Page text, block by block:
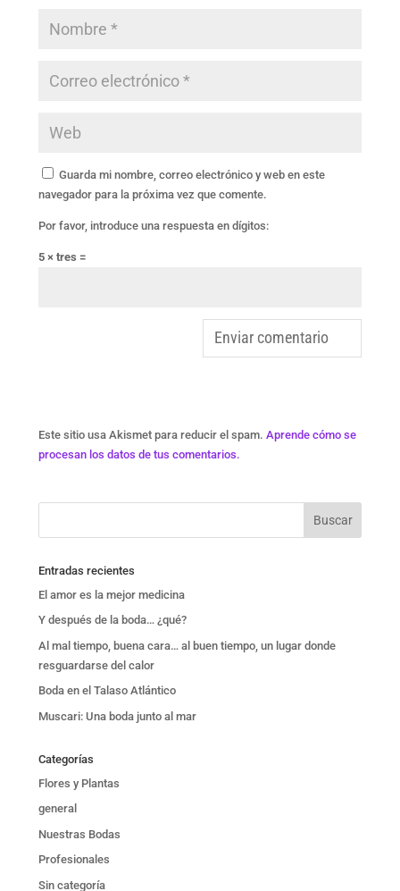
Guarda mi nombre, correo electrónico y web en este
navegador para la próxima vez que comente.
Por favor, introduce una respuesta en dígitos:
5 × tres =
Este sitio usa Akismet para reducir el spam. Aprende cómo se
procesan los datos de tus comentarios.
Entradas recientes
El amor es la mejor medicina
Y después de la boda… ¿qué?
Al mal tiempo, buena cara… al buen tiempo, un lugar donde
resguardarse del calor
Boda en el Talaso Atlántico
Muscari: Una boda junto al mar
Categorías
Flores y Plantas
general
Nuestras Bodas
Profesionales
Sin categoría